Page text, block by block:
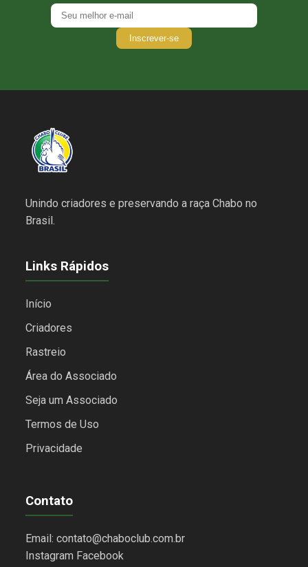
Inscrever-se
Unindo criadores e preservando a raça Chabo no
Brasil.
Links Rápidos
Início
Criadores
Rastreio
Área do Associado
Seja um Associado
Termos de Uso
Privacidade
Contato
Email: contato@chaboclub.com.br
Instagram Facebook